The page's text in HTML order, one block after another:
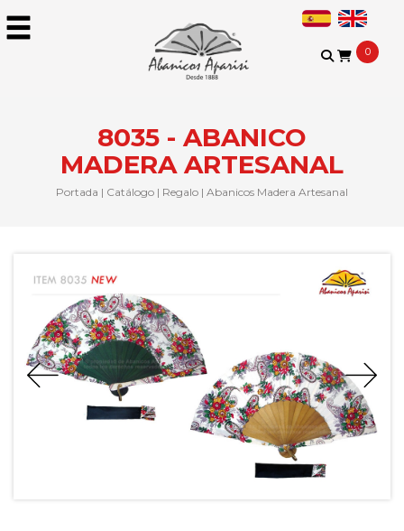
0
8035 - ABANICO
MADERA ARTESANAL
Portada | Catálogo | Regalo | Abanicos Madera Artesanal